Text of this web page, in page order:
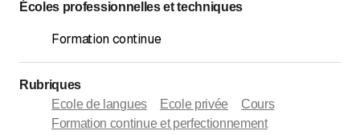
Écoles professionnelles et techniques
Formation continue
Rubriques
Ecole de langues
Ecole privée
Cours
Formation continue et perfectionnement